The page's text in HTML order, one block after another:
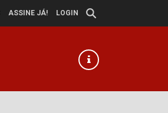
ASSINE JÁ! LOGIN